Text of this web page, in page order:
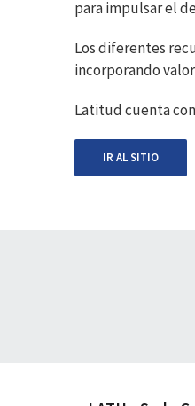
para impulsar el
Los diferentes
incorporando
Latitud cuenta
IR AL SITIO